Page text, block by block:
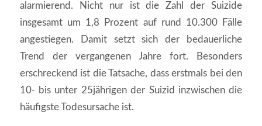
alarmierend. Nicht nur ist die Zahl der Suizide
insgesamt um 1,8 Prozent auf rund 10.300 Fälle
angestiegen. Damit setzt sich der bedauerliche
Trend der vergangenen Jahre fort. Besonders
erschreckend ist die Tatsache, dass erstmals bei den
10- bis unter 25jährigen der Suizid inzwischen die
häufigste Todesursache ist.